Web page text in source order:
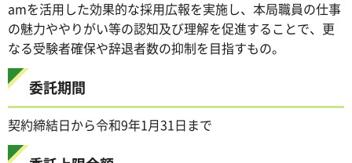
amを活用した効果的な採用広報を実施し、本局職員の仕事
の魅力ややりがい等の認知及び理解を促進することで、更
なる受験者確保や辞退者数の抑制を目指すもの。
委託期間
契約締結日から令和9年1月31日まで